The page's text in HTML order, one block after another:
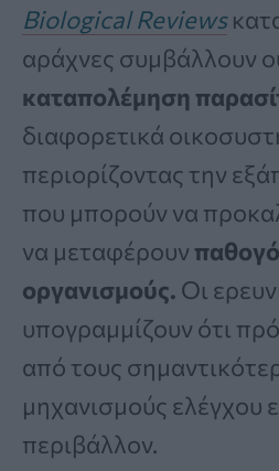
Biological Reviews
αράχνες συμβάλλουν
καταπολέμηση
διαφορετικά
περιορίζοντας την
που μπορούν να
να μεταφέρουν
οργανισμούς. Οι
υπογραμμίζουν ότι
από τους
μηχανισμούς ελέγχου
περιβάλλον.